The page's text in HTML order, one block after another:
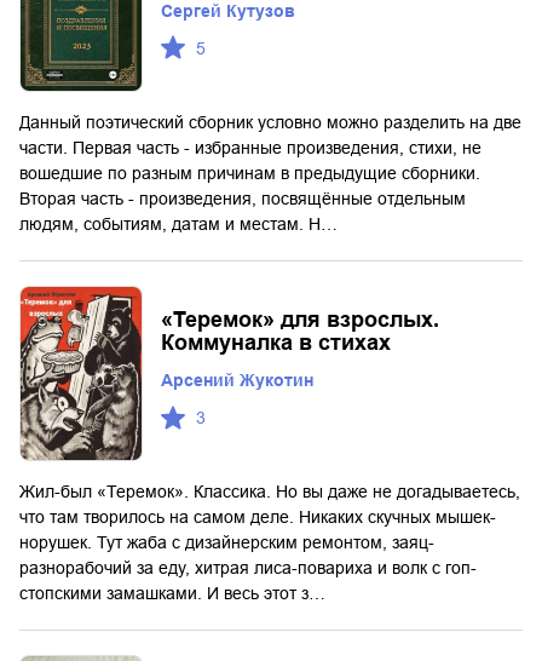
Сергей Кутузов
5
Данный поэтический сборник условно можно разделить на две
части. Первая часть - избранные произведения, стихи, не
вошедшие по разным причинам в предыдущие сборники.
Вторая часть - произведения, посвящённые отдельным
людям, событиям, датам и местам. Н…
«Теремок» для взрослых.
Коммуналка в стихах
Арсений Жукотин
3
Жил-был «Теремок». Классика. Но вы даже не догадываетесь,
что там творилось на самом деле. Никаких скучных мышек-
норушек. Тут жаба с дизайнерским ремонтом, заяц-
разнорабочий за еду, хитрая лиса-повариха и волк с гоп-
стопскими замашками. И весь этот з…